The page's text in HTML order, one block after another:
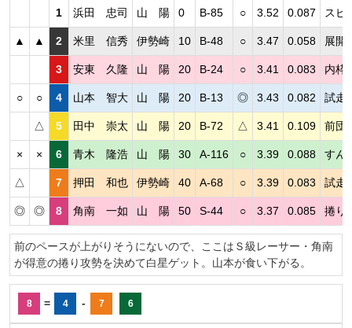
1 浜田 忠司 山 陽 0 B-85 ○ 3.52 0.087 スピ
▲ ▲ 2 米里 信秀 伊勢崎 10 B-48 ○ 3.47 0.058 展開
3 安東 久隆 山 陽 20 B-24 ○ 3.41 0.083 内枠
○ ○ 4 山本 智大 山 陽 20 B-13 ◎ 3.43 0.082 試走
△ 5 田中 崇太 山 陽 20 B-72 △ 3.41 0.109 前団
× × 6 青木 隆浩 山 陽 30 A-116 ○ 3.39 0.088 すん
△ 7 押田 和也 伊勢崎 40 A-68 ○ 3.39 0.083 試走
◎ ◎ 8 角南 一如 山 陽 50 S-44 ○ 3.37 0.085 捲り
前のペースが上がりそうにないので、ここはＳ級レーサー・角南
が得意の捲り攻勢を決めて白星ゲット。山本が食い下がる。
8 = 4 - 7 6